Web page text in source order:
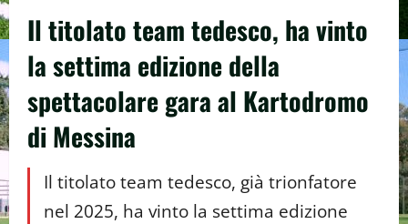
Il titolato team tedesco, ha vinto
la settima edizione della
spettacolare gara al Kartodromo
di Messina
Il titolato team tedesco, già trionfatore
nel 2025, ha vinto la settima edizione